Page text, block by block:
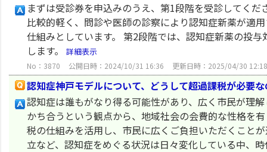
まずは受診券を申込みのうえ、第1段階を受診してく
比較的軽く、問診や医師の診察により認知症新薬が適
仕組みとしています。 第2段階では、認知症新薬の投
します。
詳細表示
No：3870 公開日時：2024/10/31 16:36 更新日時：2025/04/30 12:18
認知症神戸モデルについて、どうして超過課税が必要
認知症は誰もがなり得る可能性があり、広く市民が理
かち合うという観点から、地域社会の会費的な性格を
税の仕組みを活用し、市民に広くご負担いただくこと
立など、認知症をめぐる状況は日々変化している中、